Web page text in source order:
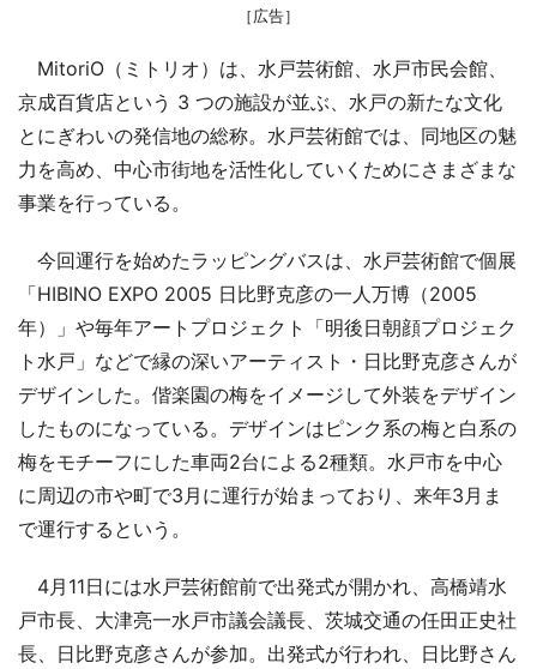
［広告］
MitoriO（ミトリオ）は、水戸芸術館、水戸市民会館、
京成百貨店という 3 つの施設が並ぶ、水戸の新たな文化
とにぎわいの発信地の総称。水戸芸術館では、同地区の魅
力を高め、中心市街地を活性化していくためにさまざまな
事業を行っている。
今回運行を始めたラッピングバスは、水戸芸術館で個展
「HIBINO EXPO 2005 日比野克彦の一人万博（2005
年）」や毎年アートプロジェクト「明後日朝顔プロジェク
ト水戸」などで縁の深いアーティスト・日比野克彦さんが
デザインした。偕楽園の梅をイメージして外装をデザイン
したものになっている。デザインはピンク系の梅と白系の
梅をモチーフにした車両2台による2種類。水戸市を中心
に周辺の市や町で3月に運行が始まっており、来年3月ま
で運行するという。
4月11日には水戸芸術館前で出発式が開かれ、高橋靖水
戸市長、大津亮一水戸市議会議長、茨城交通の任田正史社
長、日比野克彦さんが参加。出発式が行われ、日比野さん